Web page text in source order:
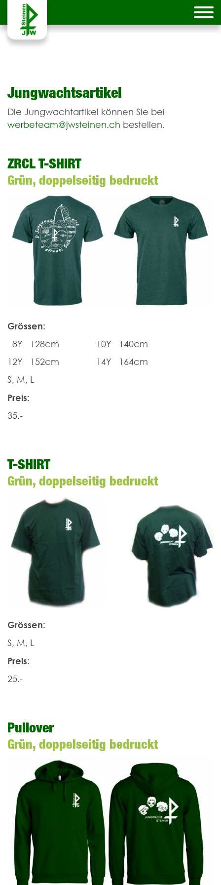
Jungwachtsartikel
Die Jungwachtartikel können Sie bei
werbeteam@jwsteinen.ch bestellen.
ZRCL T-SHIRT
Grün, doppelseitig bedruckt
Grössen:
8Y 128cm 10Y 140cm
12Y 152cm 14Y 164cm
S, M, L
Preis:
35.-
T-SHIRT
Grün, doppelseitig bedruckt
Grössen:
S, M, L
Preis:
25.-
Pullover
Grün, doppelseitig bedruckt